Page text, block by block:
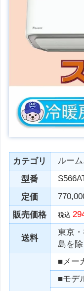
カテゴリ
ルー
型番
定価
販売価格
税込
送料
東京
島を
■メー
■モデ